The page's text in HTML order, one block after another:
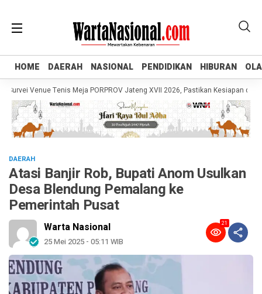
HOME DAERAH NASIONAL PENDIDIKAN HIBURAN
HOME DAERAH NASIONAL PENDIDIKAN HIBURAN
Venue Tenis Meja PORPROV Jateng XVII 2026, Pastikan Kesiapan dan
DAERAH
Atasi Banjir Rob, Bupati Anom Usulkan
Desa Blendung Pemalang ke
Pemerintah Pusat
Warta Nasional
25 Mei 2025 - 05:11 WIB
21